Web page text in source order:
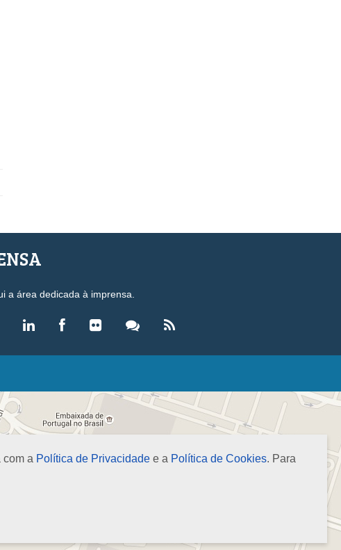
com a Política de Privacidade e a Política de Cookies. Para
a área dedicada à imprensa.
LEGISLAÇÃO
Decretos-Lei
Normas Brasileiras de Contabilidade
Revista Brasileira de Contabilidade (RBC)